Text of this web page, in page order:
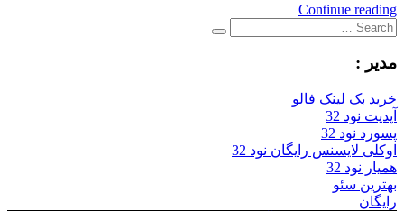
Continue reading
Search
for:
Search
مدیر :
خرید بک لینک فالو
آپدیت نود 32
پسورد نود 32
اوکلی لایسنس رایگان نود 32
همیار نود 32
بهترین سئو
رایگان